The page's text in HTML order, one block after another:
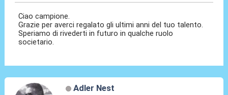
Ciao campione.
Grazie per averci regalato gli ultimi anni del tuo talento.
Speriamo di rivederti in futuro in qualche ruolo
societario.
Adler Nest